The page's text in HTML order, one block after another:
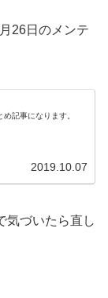
26日のメンテ
記事になります。
2019.10.07
気づいたら直し